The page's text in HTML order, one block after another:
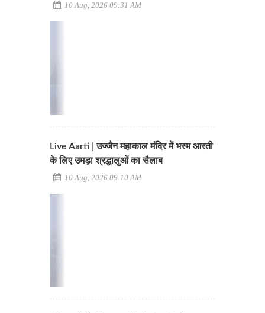
10 Aug, 2026 09:31 AM
Live Aarti | उज्जैन महाकाल मंदिर में भस्म आरती
के लिए उमड़ा श्रद्धालुओं का सैलाब
10 Aug, 2026 09:10 AM